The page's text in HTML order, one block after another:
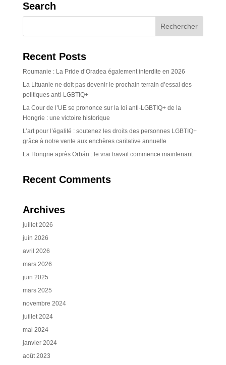
Search
Recent Posts
Roumanie : La Pride d’Oradea également interdite en 2026
La Lituanie ne doit pas devenir le prochain terrain d’essai des
politiques anti-LGBTIQ+
La Cour de l’UE se prononce sur la loi anti-LGBTIQ+ de la
Hongrie : une victoire historique
L’art pour l’égalité : soutenez les droits des personnes LGBTIQ+
grâce à notre vente aux enchères caritative annuelle
La Hongrie après Orbán : le vrai travail commence maintenant
Recent Comments
Archives
juillet 2026
juin 2026
avril 2026
mars 2026
juin 2025
mars 2025
novembre 2024
juillet 2024
mai 2024
janvier 2024
août 2023